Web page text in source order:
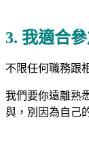
3. 我適合
不限任何職務跟
我們要你遠離熟
與，別因為自己